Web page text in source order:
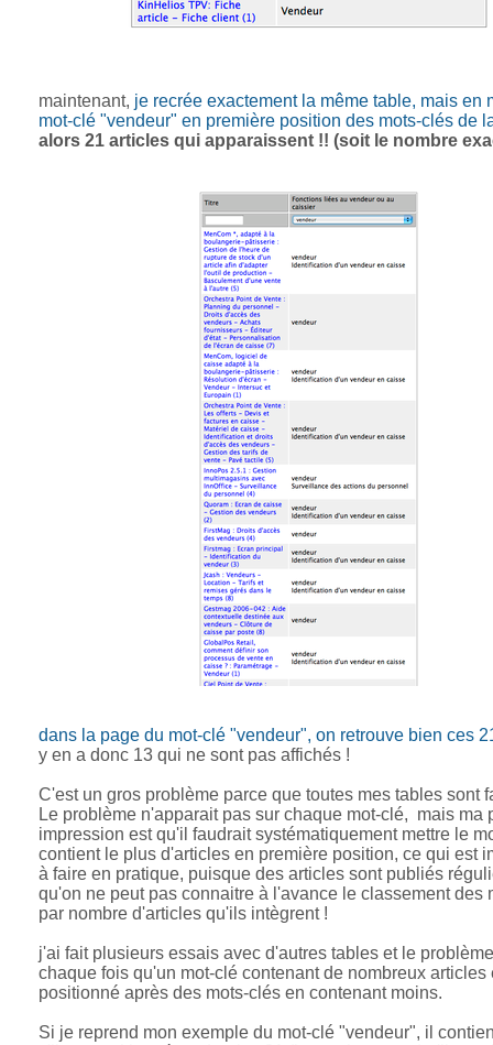
maintenant, je recrée exactement la même table, mais en
mot-clé "vendeur" en première position des mots-clés de
alors 21 articles qui apparaissent !! (soit le nombre
dans la page du mot-clé "vendeur", on retrouve bien ces
y en a donc 13 qui ne sont pas affichés !
C'est un gros problème parce que toutes mes tables sont
Le problème n'apparait pas sur chaque mot-clé, mais ma
impression est qu'il faudrait systématiquement mettre le
contient le plus d'articles en première position, ce qui est
à faire en pratique, puisque des articles sont publiés
qu'on ne peut pas connaitre à l'avance le classement des
par nombre d'articles qu'ils intègrent !
j'ai fait plusieurs essais avec d'autres tables et le
chaque fois qu'un mot-clé contenant de nombreux articles
positionné après des mots-clés en contenant moins.
Si je reprend mon exemple du mot-clé "vendeur", il